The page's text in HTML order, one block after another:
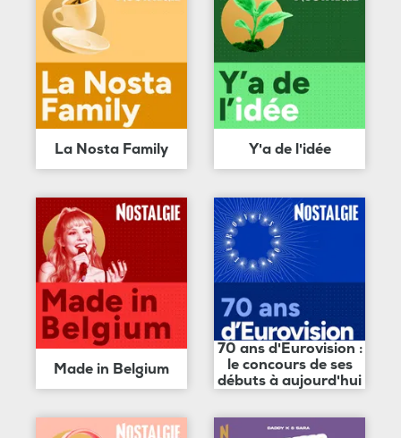
La Nosta Family Y'a de l'idée
Made in Belgium
70 ans d'Eurovision :
le concours de ses
débuts à aujourd'hui